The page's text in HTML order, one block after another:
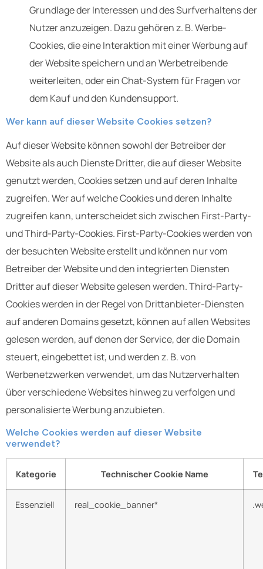
Grundlage der Interessen und des Surfverhaltens der
Nutzer anzuzeigen. Dazu gehören z. B. Werbe-
Cookies, die eine Interaktion mit einer Werbung auf
der Website speichern und an Werbetreibende
weiterleiten, oder ein Chat-System für Fragen vor
dem Kauf und den Kundensupport.
Wer kann auf dieser Website Cookies setzen?
Auf dieser Website können sowohl der Betreiber der
Website als auch Dienste Dritter, die auf dieser Website
genutzt werden, Cookies setzen und auf deren Inhalte
zugreifen. Wer auf welche Cookies und deren Inhalte
zugreifen kann, unterscheidet sich zwischen First-Party-
und Third-Party-Cookies. First-Party-Cookies werden von
der besuchten Website erstellt und können nur vom
Betreiber der Website und den integrierten Diensten
Dritter auf dieser Website gelesen werden. Third-Party-
Cookies werden in der Regel von Drittanbieter-Diensten
auf anderen Domains gesetzt, können auf allen Websites
gelesen werden, auf denen der Service, der die Domain
steuert, eingebettet ist, und werden z. B. von
Werbenetzwerken verwendet, um das Nutzerverhalten
über verschiedene Websites hinweg zu verfolgen und
personalisierte Werbung anzubieten.
Welche Cookies werden auf dieser Website
verwendet?
Kategorie Technischer Cookie Name
Essenziell real_cookie_banner*